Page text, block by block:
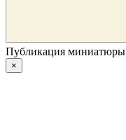
Публикация миниатюры
×